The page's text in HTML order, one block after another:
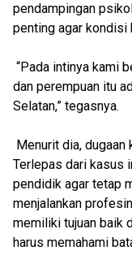
pendampingan
penting agar kondisi
“Pada intinya kami
dan perempuan itu
Selatan,” tegasnya.
Menurit dia, dugaan
Terlepas dari kasus
pendidik agar tetap
menjalankan
memiliki tujuan baik
harus memahami